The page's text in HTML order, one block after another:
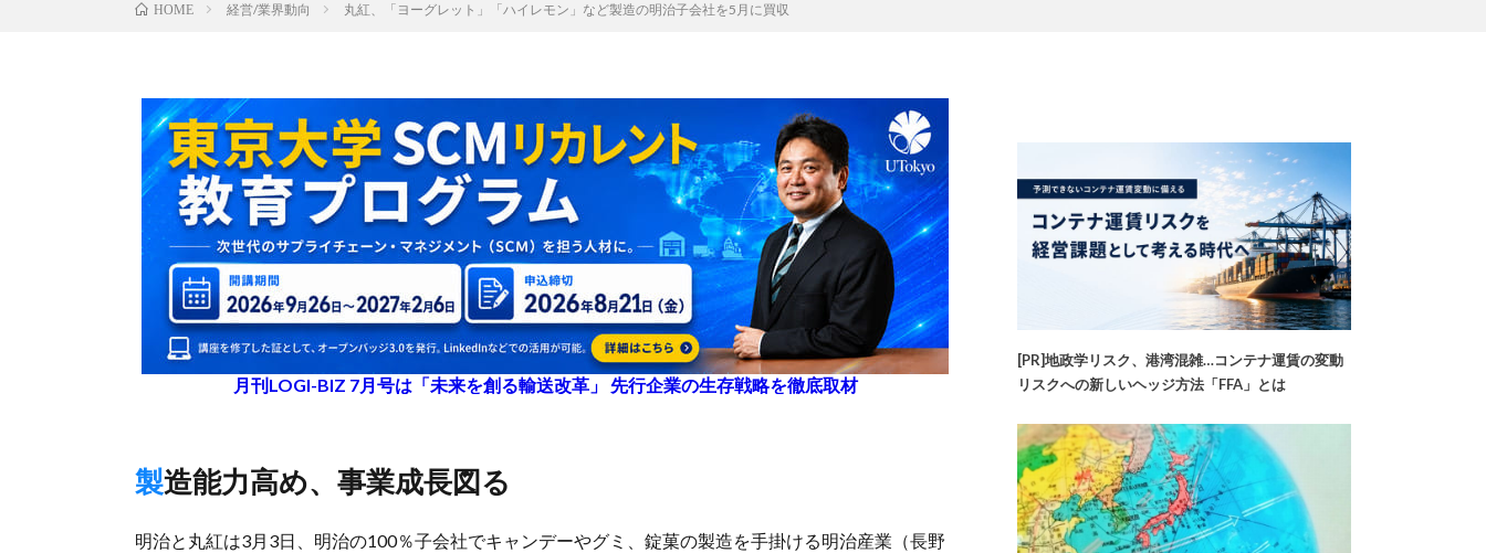
HOME 経営/業界動向 丸紅、「ヨーグレット」「ハイレモン」など製造の明治子会社を5月に買収
月刊LOGI-BIZ 7月号は「未来を創る輸送改革」 先行企業の生存戦略を徹底取材
製造能力高め、事業成長図る
明治と丸紅は3月3日、明治の100％子会社でキャンデーやグミ、錠菓の製造を手掛ける明治産業（長野
[PR]地政学リスク、港湾混雑…コンテナ運賃の変動
リスクへの新しいヘッジ方法「FFA」とは